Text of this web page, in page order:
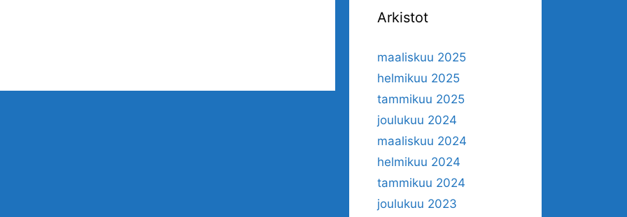
Arkistot
maaliskuu 2025
helmikuu 2025
tammikuu 2025
joulukuu 2024
maaliskuu 2024
helmikuu 2024
tammikuu 2024
joulukuu 2023